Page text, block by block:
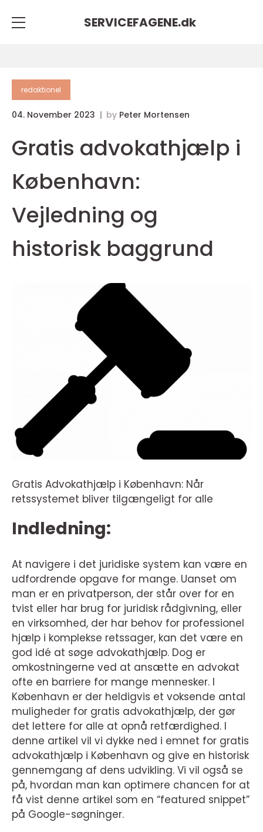
SERVICEFAGENE.dk
redaktionel
04. November 2023 by Peter Mortensen
Gratis advokathjælp i
København:
Vejledning og
historisk baggrund
Gratis Advokathjælp i København: Når
retssystemet bliver tilgængeligt for alle
Indledning:
At navigere i det juridiske system kan være en
udfordrende opgave for mange. Uanset om
man er en privatperson, der står over for en
tvist eller har brug for juridisk rådgivning, eller
en virksomhed, der har behov for professionel
hjælp i komplekse retssager, kan det være en
god idé at søge advokathjælp. Dog er
omkostningerne ved at ansætte en advokat
ofte en barriere for mange mennesker. I
København er der heldigvis et voksende antal
muligheder for gratis advokathjælp, der gør
det lettere for alle at opnå retfærdighed. I
denne artikel vil vi dykke ned i emnet for gratis
advokathjælp i København og give en historisk
gennemgang af dens udvikling. Vi vil også se
på, hvordan man kan optimere chancen for at
få vist denne artikel som en “featured snippet”
på Google-søgninger.